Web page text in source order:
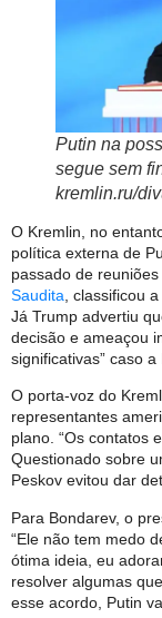
Putin na
segue sem
kremlin.ru/
O Kremlin, no
política externa de
passado de
Saudita , classificou
Já Trump advertiu
decisão e ameaçou
significativas” caso
O porta-voz do
representantes
plano. “Os contatos
Questionado sobre
Peskov evitou dar
Para Bondarev, o
“Ele não tem medo
ótima ideia, eu
resolver algumas
esse acordo, Putin